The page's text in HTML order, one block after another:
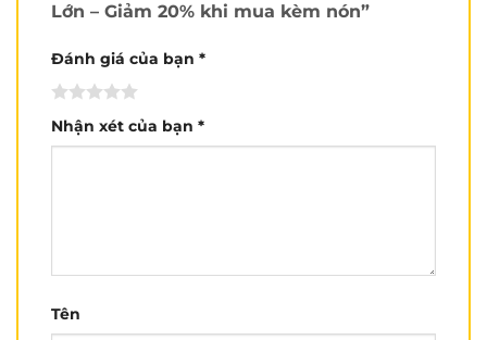
Lớn – Giảm 20% khi mua kèm nón”
Đánh giá của bạn *
Nhận xét của bạn *
Tên